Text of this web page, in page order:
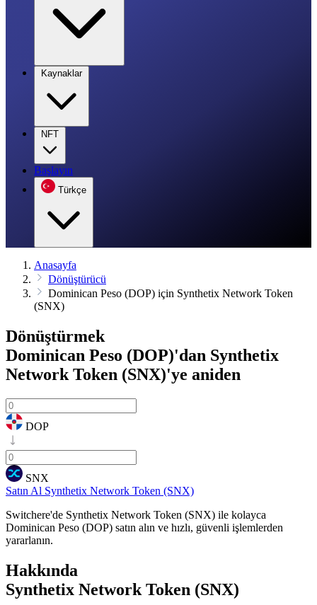
Kaynaklar
NFT
Başlayın
Türkçe
Anasayfa
Dönüştürücü
Dominican Peso (DOP) için Synthetix Network Token
(SNX)
Dönüştürmek
Dominican Peso (DOP)'dan Synthetix
Network Token (SNX)'ye aniden
DOP
SNX
Satın Al Synthetix Network Token (SNX)
Switchere'de Synthetix Network Token (SNX) ile kolayca
Dominican Peso (DOP) satın alın ve hızlı, güvenli işlemlerden
yararlanın.
Hakkında
Synthetix Network Token (SNX)